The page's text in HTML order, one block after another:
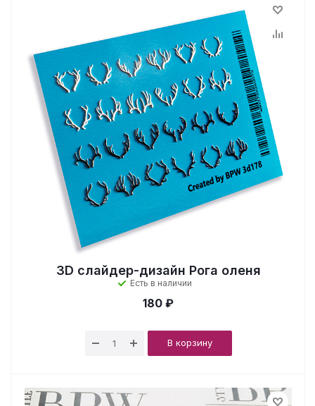
3D слайдер-дизайн Рога оленя
Есть в наличии
180 ₽
В корзину